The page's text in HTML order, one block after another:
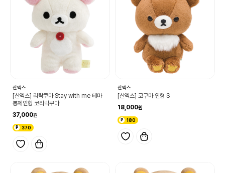
산엑스
[산엑스] 리락쿠마 Stay with me 테마
봉제인형 코리락쿠마
37,000
370
산엑스
[산엑스] 코구마 인형 S
18,000
180